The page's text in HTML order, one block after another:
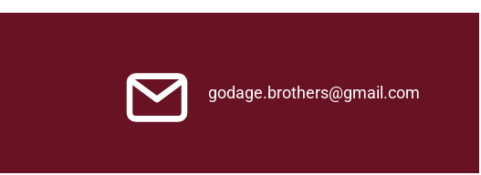
godage.brothers@gmail.com